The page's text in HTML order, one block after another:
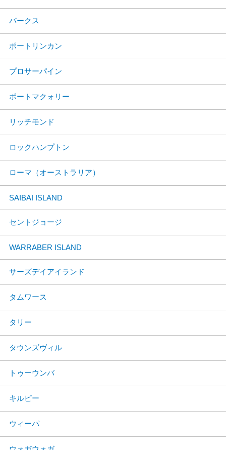
パークス
ポートリンカン
プロサーパイン
ポートマクォリー
リッチモンド
ロックハンプトン
ローマ（オーストラリア）
SAIBAI ISLAND
セントジョージ
WARRABER ISLAND
サーズデイアイランド
タムワース
タリー
タウンズヴィル
トゥーウンバ
キルピー
ウィーパ